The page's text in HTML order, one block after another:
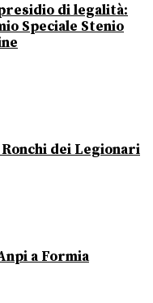
di legalità:
Speciale Stenio
dei Legionari
a Formia